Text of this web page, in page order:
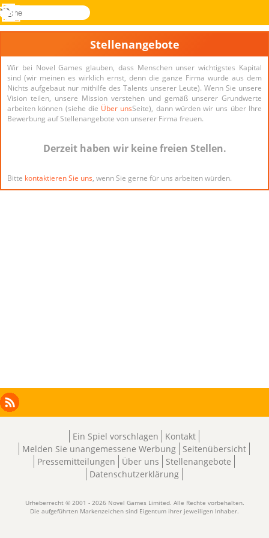
Novel
suche
Anmelden
Menü
Stellenangebote
Wir bei Novel Games glauben, dass Menschen unser wichtigstes Kapital
sind (wir meinen es wirklich ernst, denn die ganze Firma wurde aus dem
Nichts aufgebaut nur mithilfe des Talents unserer Leute). Wenn Sie unsere
Vision teilen, unsere Mission verstehen und gemäß unserer Grundwerte
arbeiten können (siehe die Über unsSeite), dann würden wir uns über Ihre
Bewerbung auf Stellenangebote von unserer Firma freuen.
Derzeit haben wir keine freien Stellen.
Bitte kontaktieren Sie uns, wenn Sie gerne für uns arbeiten würden.
Facebook
Instagram
X
LinkedIn
RSS
Ein Spiel vorschlagen
Kontakt
Melden Sie unangemessene Werbung
Seitenübersicht
Pressemitteilungen
Über uns
Stellenangebote
Datenschutzerklärung
Urheberrecht © 2001 - 2026 Novel Games Limited. Alle Rechte vorbehalten.
Die aufgeführten Markenzeichen sind Eigentum ihrer jeweiligen Inhaber.